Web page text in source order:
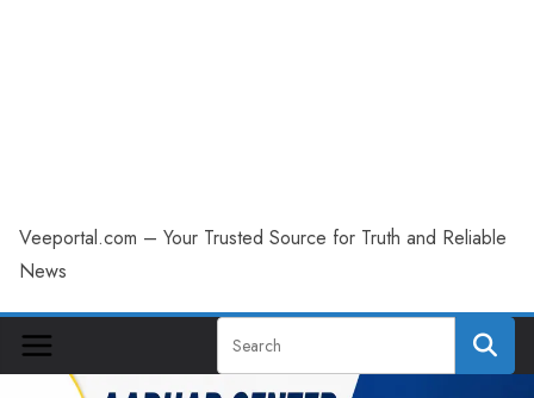
Veeportal.com – Your Trusted Source for Truth and Reliable
News